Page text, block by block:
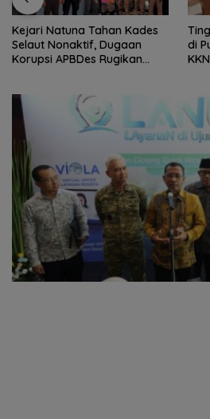
Tinggalkan Kenangan Indah
di Pulau Jemaja, Mahasiswa
KKN-PPM UGM Dilepas